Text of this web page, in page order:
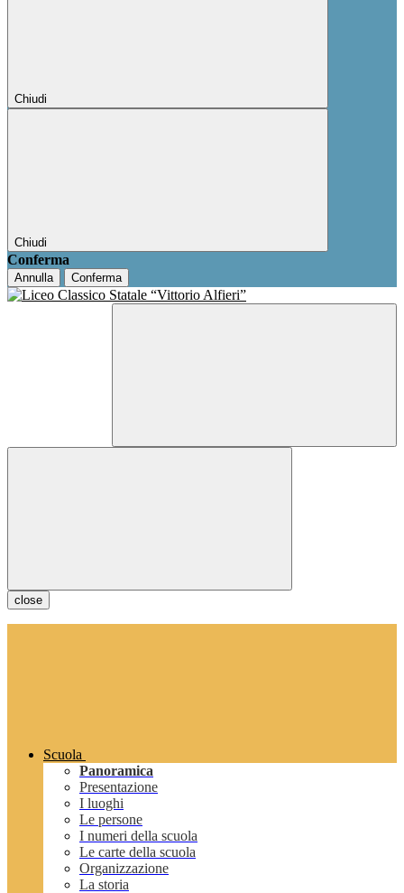
Chiudi
Chiudi
Conferma
Annulla Conferma
close
Scuola
Panoramica
Presentazione
I luoghi
Le persone
I numeri della scuola
Le carte della scuola
Organizzazione
La storia